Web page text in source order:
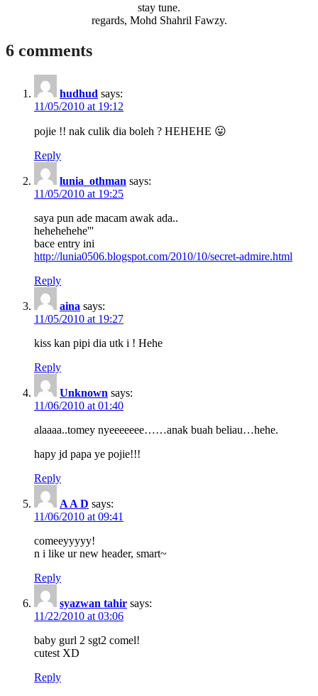
stay tune.
regards, Mohd Shahril Fawzy.
6 comments
hudhud says:
11/05/2010 at 19:12
pojie !! nak culik dia boleh ? HEHEHE 😛
Reply
lunia_othman says:
11/05/2010 at 19:25
saya pun ade macam awak ada..
hehehehehe'''
bace entry ini
http://lunia0506.blogspot.com/2010/10/secret-admire.html
Reply
aina says:
11/05/2010 at 19:27
kiss kan pipi dia utk i ! Hehe
Reply
Unknown says:
11/06/2010 at 01:40
alaaaa..tomey nyeeeeeee……anak buah beliau…hehe.
hapy jd papa ye pojie!!!
Reply
A A D says:
11/06/2010 at 09:41
comeeyyyyy!
n i like ur new header, smart~
Reply
syazwan tahir says:
11/22/2010 at 03:06
baby gurl 2 sgt2 comel!
cutest XD
Reply